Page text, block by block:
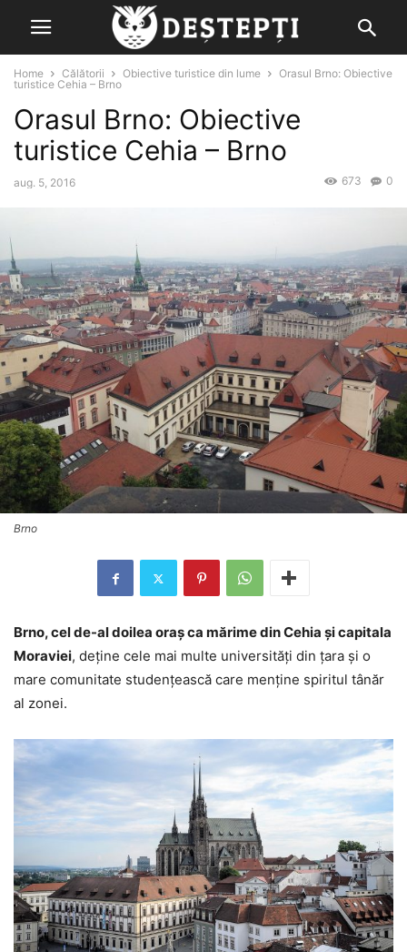
Home Călătorii Obiective turistice din lume
Orasul Brno: Obiective
turistice Cehia – Brno
Orasul Brno: Obiective
turistice Cehia – Brno
aug. 5, 2016 0
673
Brno
Brno, cel de-al doilea oraș ca mărime din Cehia și capitala
Moraviei, deține cele mai multe universități din țara și o
mare comunitate studențească care menține spiritul tânăr
al zonei.